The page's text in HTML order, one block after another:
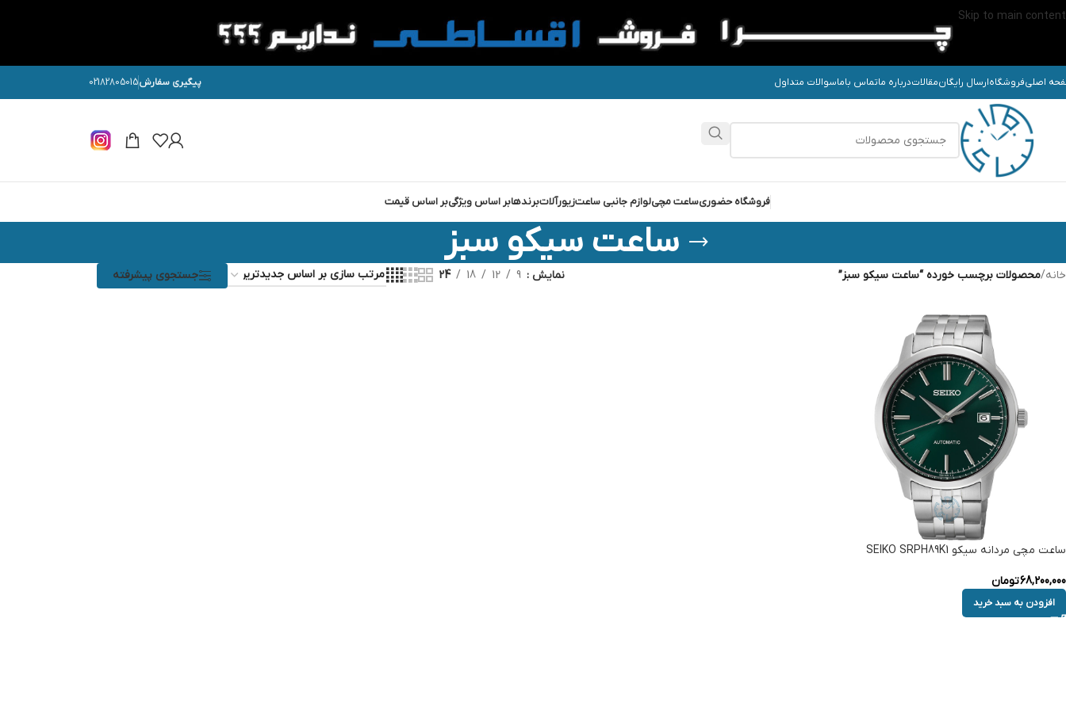
Skip to main content
اصلیفروشگاهارسال رایگانمقالاتدرباره ماتماس باماسوالات متداول پیگیری سفارش02182805015
فروشگاه حضوریساعت مچیلوازم جانبی ساعتزیورآلاتبرندهابر اساس ویژگیبر اساس قیمت
ساعت سیکو سبز
خانه/محصولات برچسب خورده “ساعت سیکو سبز” نمایش 9
12
18
24 جستجوی پیشرفته
ساعت مچی مردانه سیکو SEIKO SRPH89K1
68,200,000تومان
افزودن به سبد خرید